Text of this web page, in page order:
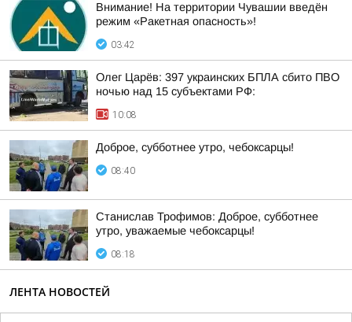
Внимание! На территории Чувашии введён
режим «Ракетная опасность»!
03:42
Олег Царёв: 397 украинских БПЛА сбито ПВО
ночью над 15 субъектами РФ:
10:08
Доброе, субботнее утро, чебоксарцы!
08:40
Станислав Трофимов: Доброе, субботнее
утро, уважаемые чебоксарцы!
08:18
ЛЕНТА НОВОСТЕЙ